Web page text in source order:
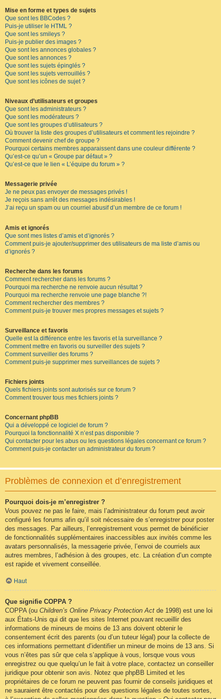
Mise en forme et types de sujets
Que sont les BBCodes ?
Puis-je utiliser le HTML ?
Que sont les smileys ?
Puis-je publier des images ?
Que sont les annonces globales ?
Que sont les annonces ?
Que sont les sujets épinglés ?
Que sont les sujets verrouillés ?
Que sont les icônes de sujet ?
Niveaux d’utilisateurs et groupes
Que sont les administrateurs ?
Que sont les modérateurs ?
Que sont les groupes d’utilisateurs ?
Où trouver la liste des groupes d’utilisateurs et comment les rejoindre ?
Comment devenir chef de groupe ?
Pourquoi certains membres apparaissent dans une couleur différente ?
Qu’est-ce qu’un « Groupe par défaut » ?
Qu’est-ce que le lien « L’équipe du forum » ?
Messagerie privée
Je ne peux pas envoyer de messages privés !
Je reçois sans arrêt des messages indésirables !
J’ai reçu un spam ou un courriel abusif d’un membre de ce forum !
Amis et ignorés
Que sont mes listes d’amis et d’ignorés ?
Comment puis-je ajouter/supprimer des utilisateurs de ma liste d’amis ou
d’ignorés ?
Recherche dans les forums
Comment rechercher dans les forums ?
Pourquoi ma recherche ne renvoie aucun résultat ?
Pourquoi ma recherche renvoie une page blanche ?!
Comment rechercher des membres ?
Comment puis-je trouver mes propres messages et sujets ?
Surveillance et favoris
Quelle est la différence entre les favoris et la surveillance ?
Comment mettre en favoris ou surveiller des sujets ?
Comment surveiller des forums ?
Comment puis-je supprimer mes surveillances de sujets ?
Fichiers joints
Quels fichiers joints sont autorisés sur ce forum ?
Comment trouver tous mes fichiers joints ?
Concernant phpBB
Qui a développé ce logiciel de forum ?
Pourquoi la fonctionnalité X n’est pas disponible ?
Qui contacter pour les abus ou les questions légales concernant ce forum ?
Comment puis-je contacter un administrateur du forum ?
Problèmes de connexion et d’enregistrement
Pourquoi dois-je m’enregistrer ?
Vous pouvez ne pas le faire, mais l’administrateur du forum peut avoir
configuré les forums afin qu’il soit nécessaire de s’enregistrer pour poster
des messages. Par ailleurs, l’enregistrement vous permet de bénéficier
de fonctionnalités supplémentaires inaccessibles aux invités comme les
avatars personnalisés, la messagerie privée, l’envoi de courriels aux
autres membres, l’adhésion à des groupes, etc. La création d’un compte
est rapide et vivement conseillée.
Haut
Que signifie COPPA ?
COPPA (ou Children’s Online Privacy Protection Act de 1998) est une loi
aux États-Unis qui dit que les sites Internet pouvant recueillir des
informations de mineurs de moins de 13 ans doivent obtenir le
consentement écrit des parents (ou d’un tuteur légal) pour la collecte de
ces informations permettant d’identifier un mineur de moins de 13 ans. Si
vous n’êtes pas sûr que cela s’applique à vous, lorsque vous vous
enregistrez ou que quelqu’un le fait à votre place, contactez un conseiller
juridique pour obtenir son avis. Notez que phpBB Limited et les
propriétaires de ce forum ne peuvent pas fournir de conseils juridiques et
ne sauraient être contactés pour des questions légales de toutes sortes,